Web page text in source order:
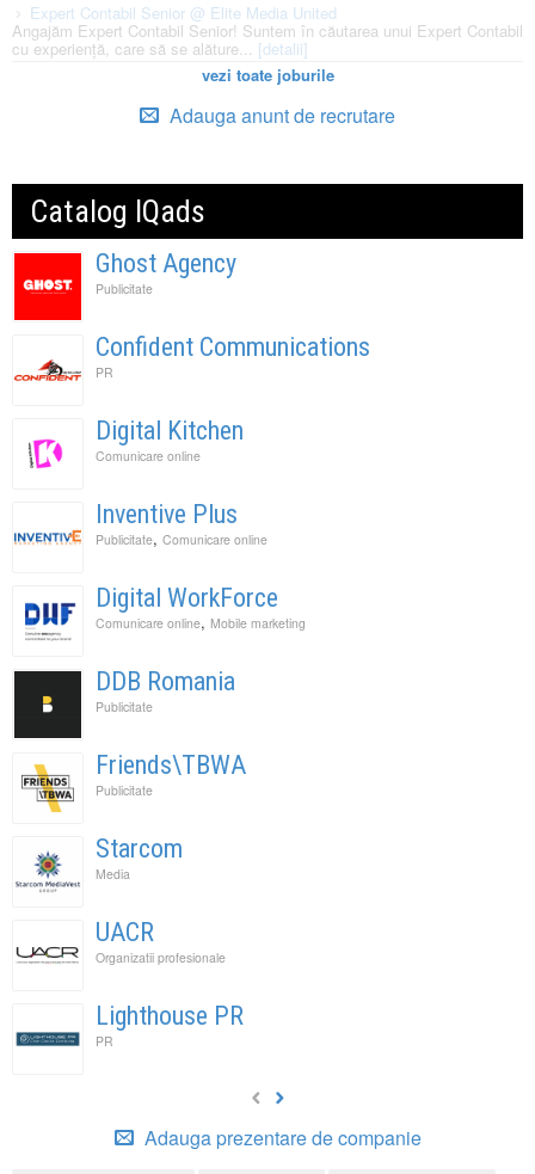
Expert Contabil Senior @ Elite Media United
Angajăm Expert Contabil Senior! Suntem în căutarea unui Expert Contabil
cu experiență, care să se alăture... [detalii]
vezi toate joburile
Adauga anunt de recrutare
Catalog IQads
Ghost Agency
Publicitate
Confident Communications
PR
Digital Kitchen
Comunicare online
Inventive Plus
Publicitate, Comunicare online
Digital WorkForce
Comunicare online, Mobile marketing
DDB Romania
Publicitate
Friends\TBWA
Publicitate
Starcom
Media
UACR
Organizatii profesionale
Lighthouse PR
PR
Adauga prezentare de companie